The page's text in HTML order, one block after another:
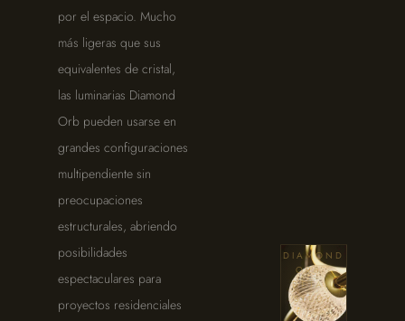
por el espacio. Mucho
más ligeras que sus
equivalentes de cristal,
las luminarias Diamond
Orb pueden usarse en
grandes configuraciones
multipendiente sin
preocupaciones
estructurales, abriendo
posibilidades
espectaculares para
proyectos residenciales
DIAMOND
ORB ·
DETAIL
STUDY